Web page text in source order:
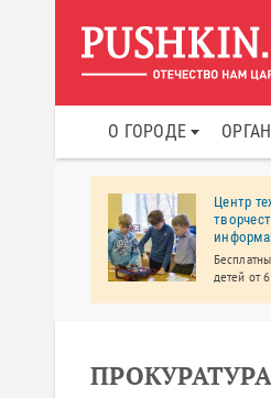
О ГОРОДЕ
Центр
детей от